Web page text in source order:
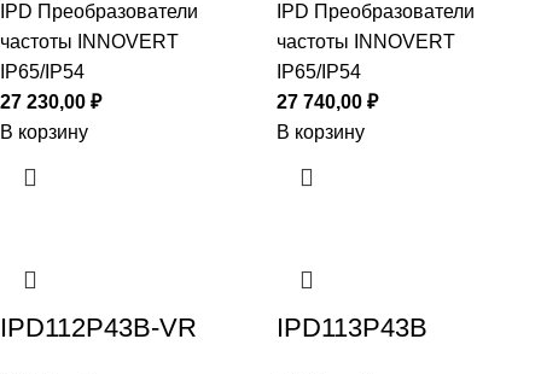
IPD Преобразователи
частоты INNOVERT
IP65/IP54
27 230,00 ₽
В корзину
IPD Преобразователи
частоты INNOVERT
IP65/IP54
27 740,00 ₽
В корзину
IPD112P43B-VR IPD113P43B